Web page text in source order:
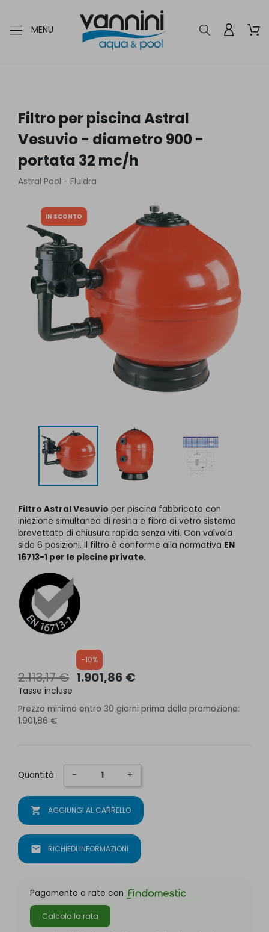
MENU
Filtro per piscina Astral
Vesuvio - diametro 900 -
portata 32 mc/h
Astral Pool - Fluidra
IN SCONTO
Filtro Astral Vesuvio per piscina fabbricato con
iniezione simultanea di resina e fibra di vetro sistema
brevettato di chiusura rapida senza viti. Con valvola
side 6 posizioni. Il filtro è conforme alla normativa EN
16713-1 per le piscine private.
2.113,17 €
-10%
1.901,86 €
Tasse incluse
Prezzo minimo entro 30 giorni prima della promozione:
1.901,86 €
Quantità − +
shopping_cart AGGIUNGI AL CARRELLO
mail RICHIEDI INFORMAZIONI
Pagamento a rate con
Calcola la rata